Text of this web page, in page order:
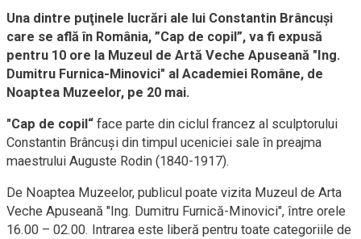
Una dintre puţinele lucrări ale lui Constantin Brâncuşi
care se află în România, ”Cap de copil”, va fi expusă
pentru 10 ore la Muzeul de Artă Veche Apuseană "Ing.
Dumitru Furnica-Minovici" al Academiei Române, de
Noaptea Muzeelor, pe 20 mai.
"Cap de copil“ face parte din ciclul francez al sculptorului
Constantin Brâncuşi din timpul uceniciei sale în preajma
maestrului Auguste Rodin (1840-1917).
De Noaptea Muzeelor, publicul poate vizita Muzeul de Arta
Veche Apuseană "Ing. Dumitru Furnică-Minovici", între orele
16.00 – 02.00. Intrarea este liberă pentru toate categoriile de